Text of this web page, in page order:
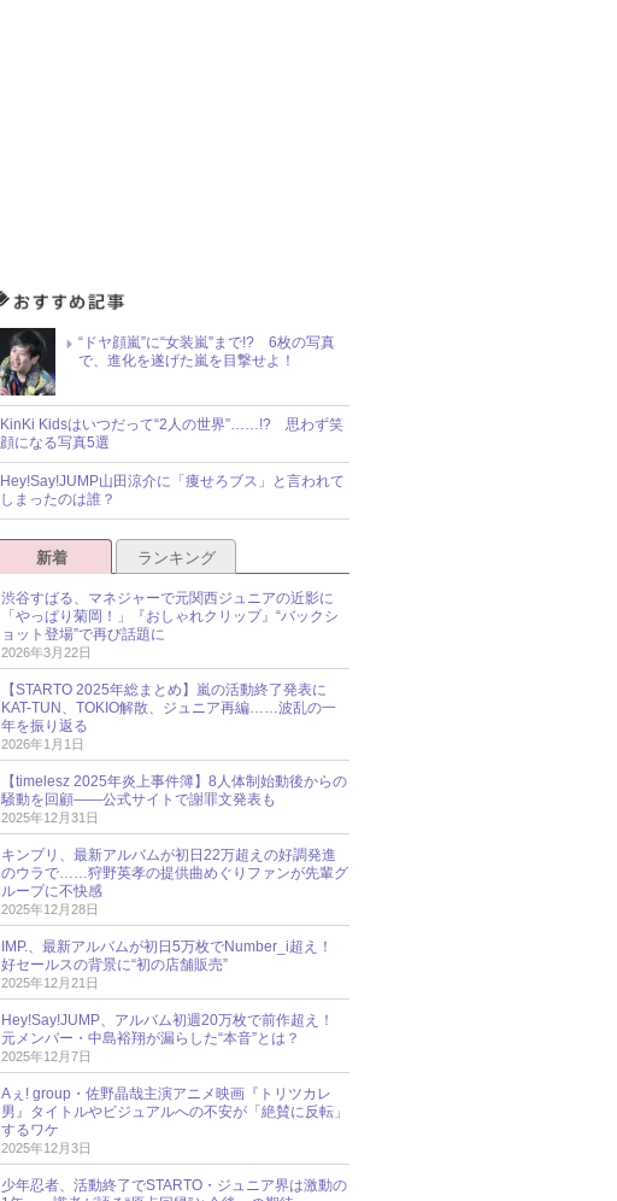
“ドヤ顔嵐”に“女装嵐”まで!? 6枚の写真
で、進化を遂げた嵐を目撃せよ！
KinKi Kidsはいつだって“2人の世界”……!? 思わず笑
顔になる写真5選
Hey!Say!JUMP山田涼介に「痩せろブス」と言われて
しまったのは誰？
新着 ランキング
渋谷すばる、マネジャーで元関西ジュニアの近影に
「やっぱり菊岡！」『おしゃれクリップ』“バックシ
ョット登場”で再び話題に
2026年3月22日
【STARTO 2025年総まとめ】嵐の活動終了発表に
KAT-TUN、TOKIO解散、ジュニア再編……波乱の一
年を振り返る
2026年1月1日
【timelesz 2025年炎上事件簿】8人体制始動後からの
騒動を回顧――公式サイトで謝罪文発表も
2025年12月31日
キンプリ、最新アルバムが初日22万超えの好調発進
のウラで……狩野英孝の提供曲めぐりファンが先輩グ
ループに不快感
2025年12月28日
IMP.、最新アルバムが初日5万枚でNumber_i超え！
好セールスの背景に“初の店舗販売”
2025年12月21日
Hey!Say!JUMP、アルバム初週20万枚で前作超え！
元メンバー・中島裕翔が漏らした“本音”とは？
2025年12月7日
Aぇ! group・佐野晶哉主演アニメ映画『トリツカレ
男』タイトルやビジュアルへの不安が「絶賛に反転」
するワケ
2025年12月3日
少年忍者、活動終了でSTARTO・ジュニア界は激動の